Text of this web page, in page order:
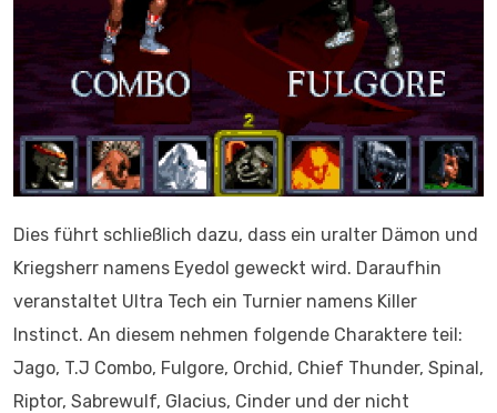
Dies führt schließlich dazu, dass ein uralter Dämon und
Kriegsherr namens Eyedol geweckt wird. Daraufhin
veranstaltet Ultra Tech ein Turnier namens Killer
Instinct. An diesem nehmen folgende Charaktere teil:
Jago, T.J Combo, Fulgore, Orchid, Chief Thunder, Spinal,
Riptor, Sabrewulf, Glacius, Cinder und der nicht